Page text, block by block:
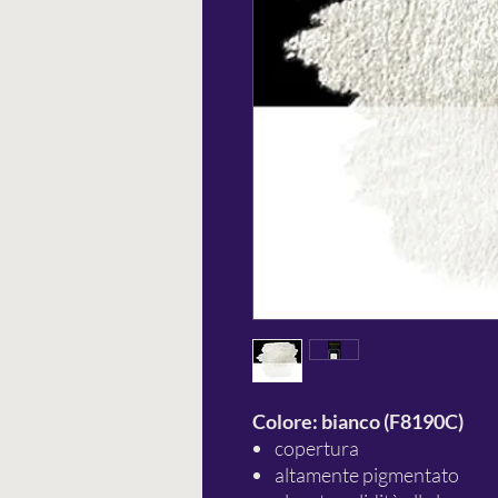
Colore: bianco (F8190C)
copertura
altamente pigmentato